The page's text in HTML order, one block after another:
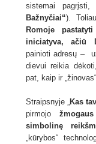
sistemai
Bažnyčiai“).
Romoje
iniciatyva, ačiū
painioti adresų –
dievui reikia
pat, kaip ir
Straipsnyje „ Kas
pirmojo
simbolinę
„kūrybos“